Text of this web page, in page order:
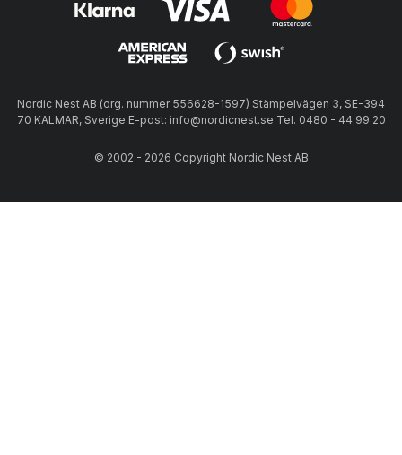
Nordic Nest AB (org. nummer 556628-1597) Stämpelvägen 3, SE-394
70 KALMAR, Sverige E-post: info@nordicnest.se Tel. 0480 - 44 99 20
© 2002 - 2026 Copyright Nordic Nest AB